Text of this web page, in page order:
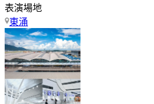
表演場地
東涌